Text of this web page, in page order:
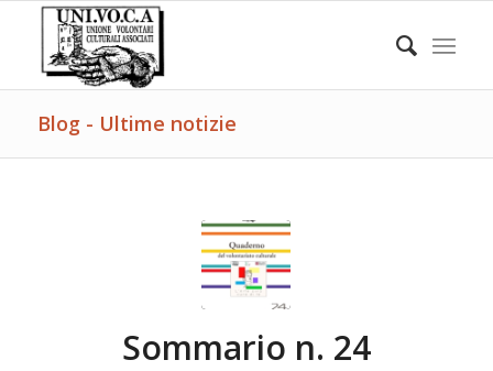
Blog - Ultime notizie
Sommario n. 24